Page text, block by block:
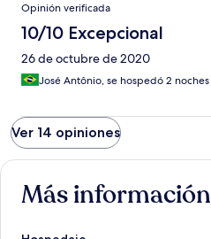
Opinión verificada
10/10 Excepcional
26 de octubre de 2020
José Antônio, se hospedó 2 noches
Ver 14 opiniones
Más información